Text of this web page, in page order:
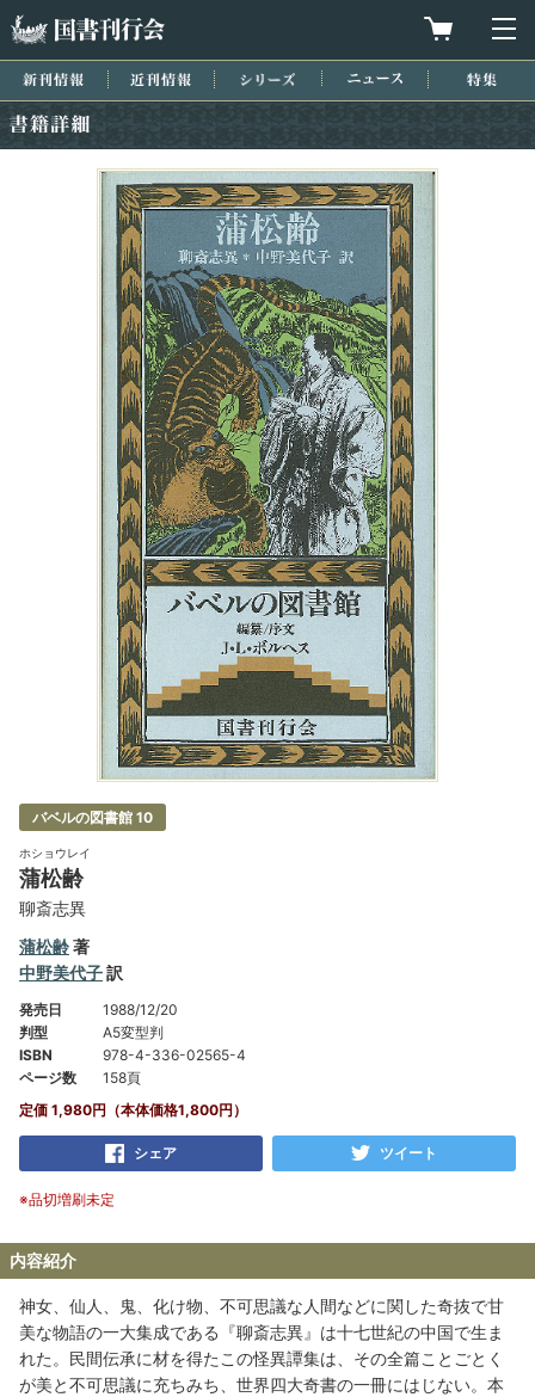
買物カゴを
新刊情報 近刊情報 シリーズ ニュース
バベルの図書館 10
ホショウレイ
蒲松齢
聊斎志異
蒲松齢著
中野美代子訳
発売日
1988/12/20
判型
A5変型判
ISBN
978-4-336-02565-4
ページ数
158頁
定価 1,980円（本体価格1,800円）
シェア ツイート
※品切増刷未定
内容紹介
神女、仙人、鬼、化け物、不可思議な人間などに関した奇抜で甘
美な物語の一大集成である『聊斎志異』は十七世紀の中国で生ま
れた。民間伝承に材を得たこの怪異譚集は、その全篇ことごとく
が美と不可思議に充ちみち、世界四大奇書の一冊にはじない。本